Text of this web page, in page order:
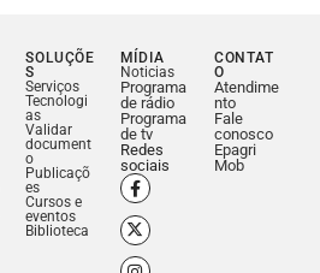
SOLUÇÕE
S
Serviços
Tecnologi
as
Validar
document
o
Publicaçõ
es
Cursos e
eventos
Biblioteca
MÍDIA
Noticias
Programa
de rádio
Programa
de tv
Redes
sociais
CONTAT
O
Atendime
nto
Fale
conosco
Epagri
Mob